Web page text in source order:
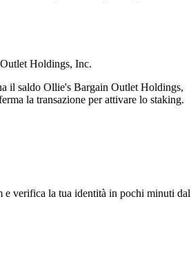
Holdings, Inc.
il saldo Ollie's Bargain Outlet Holdings,
la transazione per attivare lo staking.
e verifica la tua identità in pochi minuti dal